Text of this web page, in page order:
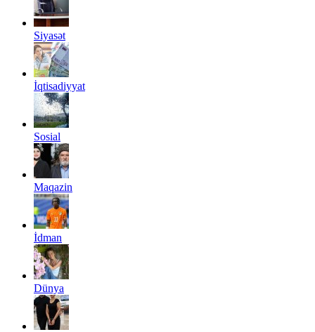
Siyasət
İqtisadiyyat
Sosial
Maqazin
İdman
Dünya